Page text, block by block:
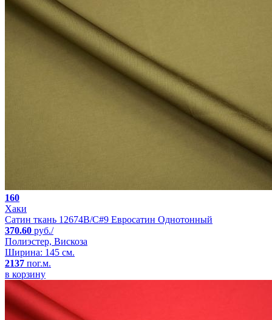
160
Хаки
Сатин ткань 12674B/C#9 Евросатин Однотонный
370.60 руб./
Полиэстер, Вискоза
Ширина: 145 см.
2137 пог.м.
в корзину